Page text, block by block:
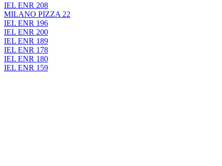
IEL ENR 208
MILANO PIZZA 22
IEL ENR 196
IEL ENR 200
IEL ENR 189
IEL ENR 178
IEL ENR 180
IEL ENR 159